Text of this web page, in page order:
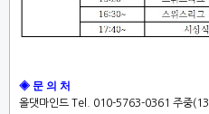
◈ 문 의 처
올댓마인드 Tel. 010-5763-0361 주중(13